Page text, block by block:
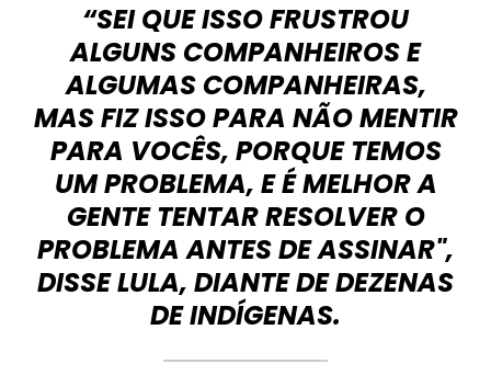
“SEI QUE ISSO FRUSTROU
ALGUNS COMPANHEIROS E
ALGUMAS COMPANHEIRAS,
MAS FIZ ISSO PARA NÃO MENTIR
PARA VOCÊS, PORQUE TEMOS
UM PROBLEMA, E É MELHOR A
GENTE TENTAR RESOLVER O
PROBLEMA ANTES DE ASSINAR",
DISSE LULA, DIANTE DE DEZENAS
DE INDÍGENAS.